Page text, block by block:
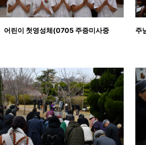
어린이 첫영성체(0705 주증미사중
주